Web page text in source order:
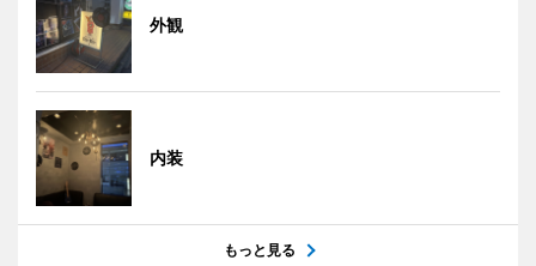
外観
内装
もっと見る